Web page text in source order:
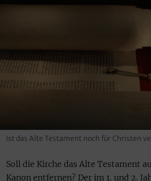
Ist das Alte Testament noch für Christen
Soll die Kirche das Alte Testament
Kanon entfernen? Der im 1. und 2.